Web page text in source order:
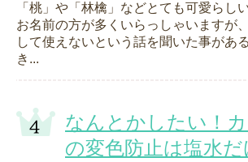
「桃」や「林檎」などとても可愛らし
お名前の方が多くいらっしゃいますが
して使えないという話を聞いた事があ
き...
なんとかしたい！
の変色防止は塩水